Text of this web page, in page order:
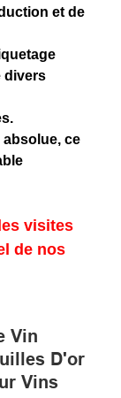
et de
divers
ce
visites
de nos